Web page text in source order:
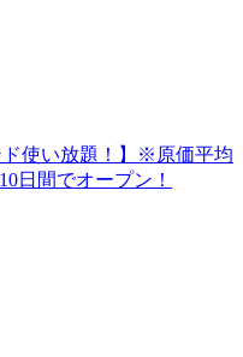
使い放題！】※原価平均
日間でオープン！